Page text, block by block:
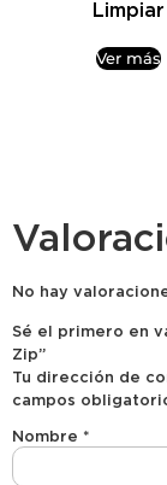
Limpiar
Ver más
No hay
Sé el primero en
Zip”
Tu dirección de
campos
Nombre *